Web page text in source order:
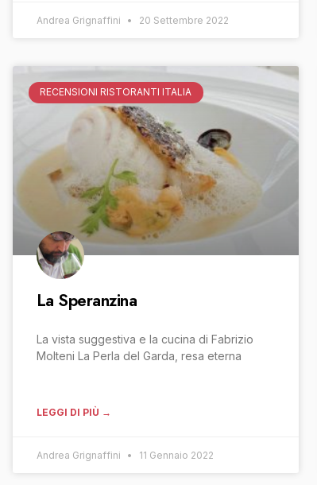
Andrea Grignaffini 20 Settembre 2022
RECENSIONI RISTORANTI ITALIA
La Speranzina
La vista suggestiva e la cucina di Fabrizio
Molteni La Perla del Garda, resa eterna
LEGGI DI PIÙ →
Andrea Grignaffini 11 Gennaio 2022